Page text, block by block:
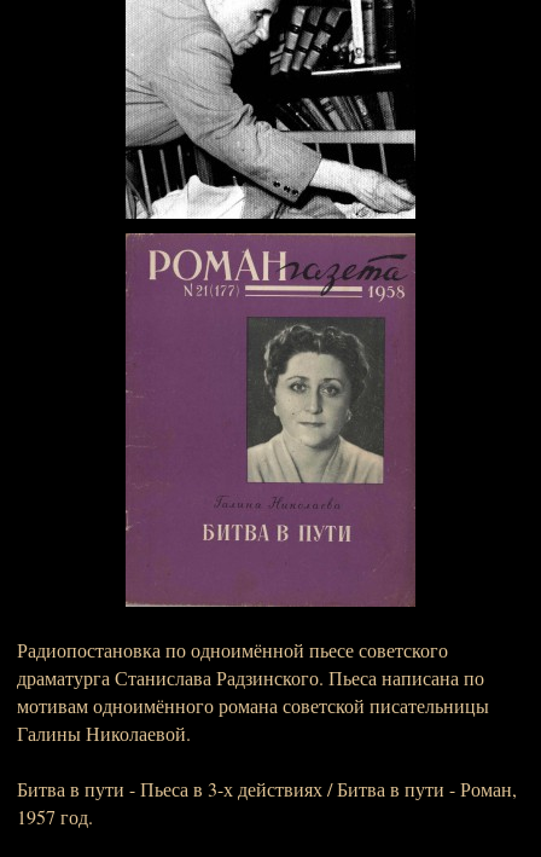
Радиопостановка по одноимённой пьесе советского
драматурга Станислава Радзинского. Пьеса написана по
мотивам одноимённого романа советской писательницы
Галины Николаевой.
Битва в пути - Пьеса в 3-х действиях / Битва в пути - Роман,
1957 год.